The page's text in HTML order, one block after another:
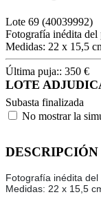
Lote 69 (40039992)
Fotografía inédita
Medidas: 22 x 15,5
Última puja:: 350 €
LOTE
Subasta finalizada
No mostrar la
DESCRIPCIÓN
Fotografía inédita
Medidas: 22 x 15,5